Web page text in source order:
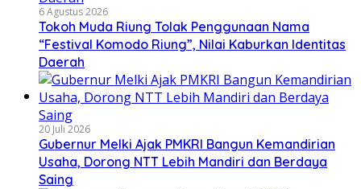
6 Agustus 2026
Tokoh Muda Riung Tolak Penggunaan Nama
“Festival Komodo Riung”, Nilai Kaburkan Identitas
Daerah
20 Juli 2026
Gubernur Melki Ajak PMKRI Bangun Kemandirian
Usaha, Dorong NTT Lebih Mandiri dan Berdaya
Saing